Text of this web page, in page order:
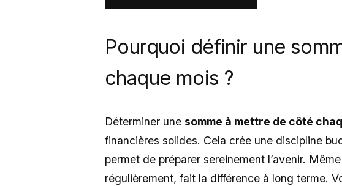
Pourquoi définir une
chaque mois ?
Déterminer une somme à mettre de côté
financières solides. Cela crée une discipline
permet de préparer sereinement l’avenir.
régulièrement, fait la différence à long terme.